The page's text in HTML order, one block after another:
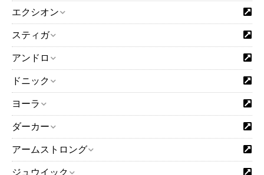
エクシオン
スティガ
アンドロ
ドニック
ヨーラ
ダーカー
アームストロング
ジュウイック